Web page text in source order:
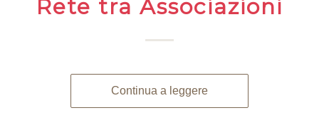
Rete tra Associazioni
Continua a leggere